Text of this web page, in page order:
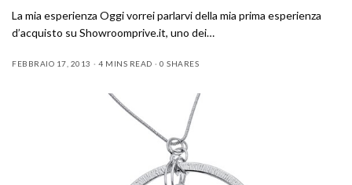
La mia esperienza Oggi vorrei parlarvi della mia prima esperienza
d’acquisto su Showroomprive.it, uno dei…
FEBBRAIO 17, 2013 4 MINS READ 0 SHARES